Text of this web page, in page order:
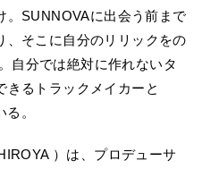
。SUNNOVAに出会う前まで
、そこに自分のリリックをの
自分では絶対に作れないタ
きるトラックメイカーと
。
）は、プロデューサ